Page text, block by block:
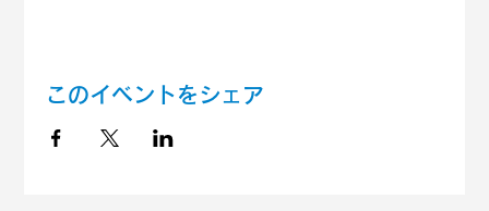
このイベントをシェア